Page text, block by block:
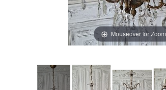
Mouseover for Zoom